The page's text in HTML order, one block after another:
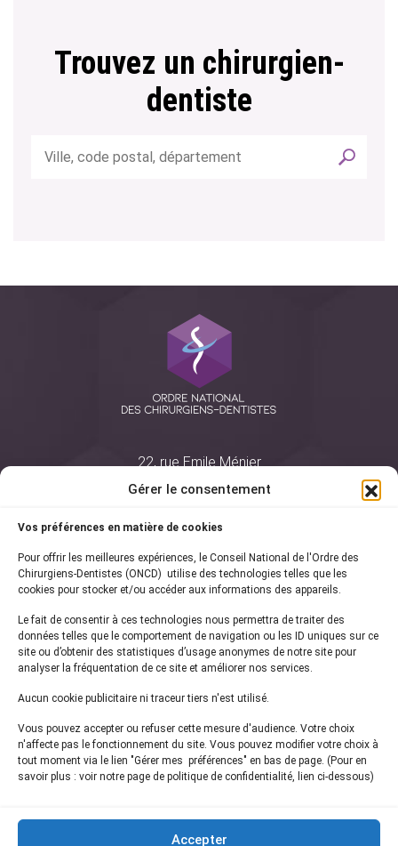
Gérer le consentement
Vos préférences en matière de cookies
Pour offrir les meilleures expériences, le Conseil National de l'Ordre des
Chirurgiens-Dentistes (ONCD) utilise des technologies telles que les
cookies pour stocker et/ou accéder aux informations des appareils.
Le fait de consentir à ces technologies nous permettra de traiter des
données telles que le comportement de navigation ou les ID uniques sur ce
site ou d’obtenir des statistiques d’usage anonymes de notre site pour
analyser la fréquentation de ce site et améliorer nos services.
Aucun cookie publicitaire ni traceur tiers n'est utilisé.
Vous pouvez accepter ou refuser cette mesure d'audience. Votre choix
n'affecte pas le fonctionnement du site. Vous pouvez modifier votre choix à
tout moment via le lien "Gérer mes préférences" en bas de page. (Pour en
savoir plus : voir notre page de politique de confidentialité, lien ci-dessous)
Accepter
Trouvez un chirurgien-
dentiste
22, rue Emile Ménier
75761 Paris Cedex 16
01 44 34 78 80
courrier@oncd.org
Actualités
Presse
Informations légales
Plan du site
Inscrivez-vous à notrenewsletter